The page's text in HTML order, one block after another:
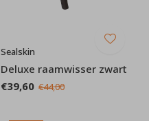
Sealskin
Deluxe raamwisser zwart
€39,60 €44,00